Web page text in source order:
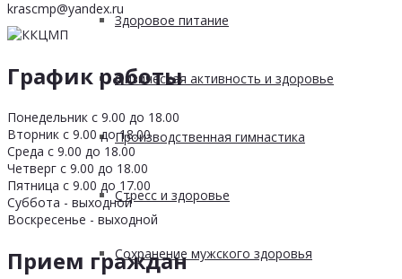
Здоровое питание
Физическая активность и здоровье
Производственная гимнастика
Стресс и здоровье
Сохранение мужского здоровья
krascmp@yandex.ru
График работы
Понедельник с 9.00 до 18.00
Вторник с 9.00 до 18.00
Среда с 9.00 до 18.00
Четверг с 9.00 до 18.00
Пятница с 9.00 до 17.00
Суббота - выходной
Воскресенье - выходной
Прием граждан